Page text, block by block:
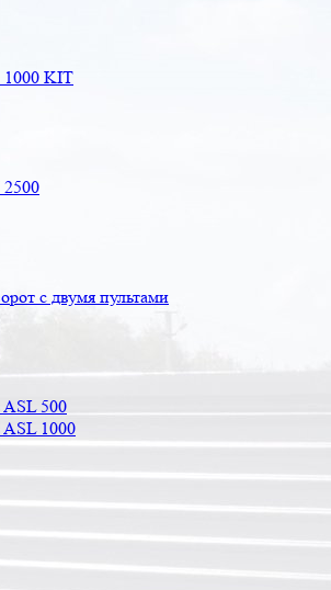
1000 KIT
с двумя пультами
ASL 500
ASL 1000